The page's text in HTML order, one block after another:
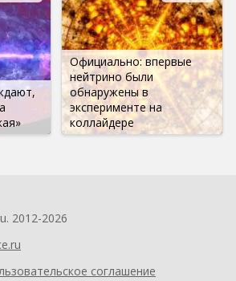
Официально: впервые
нейтрино были
обнаружены в
эксперименте на
коллайдере
2012-2026
соглашение